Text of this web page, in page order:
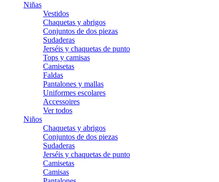
Niñas
Vestidos
Chaquetas y abrigos
Conjuntos de dos piezas
Sudaderas
Jerséis y chaquetas de punto
Tops y camisas
Camisetas
Faldas
Pantalones y mallas
Uniformes escolares
Accessoires
Ver todos
Niños
Chaquetas y abrigos
Conjuntos de dos piezas
Sudaderas
Jerséis y chaquetas de punto
Camisetas
Camisas